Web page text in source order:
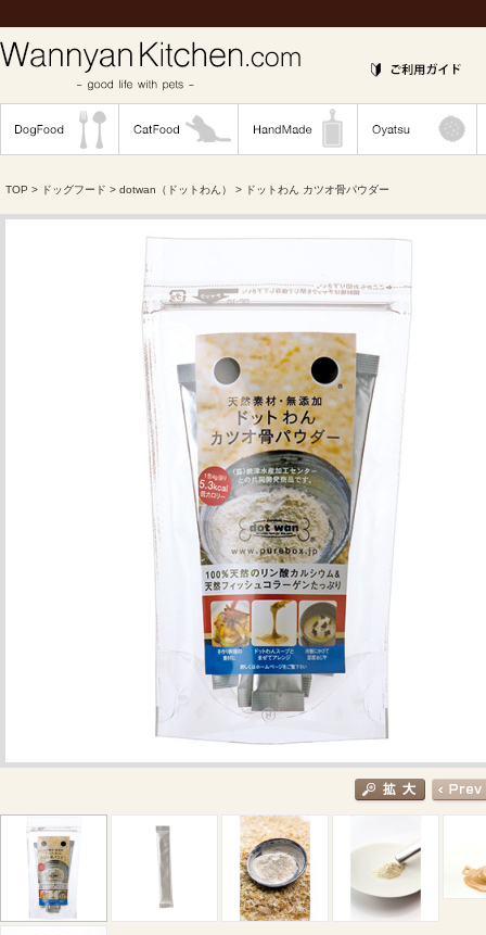
TOP > ドッグフード > dotwan（ドットわん） > ドットわん カツオ骨パウダー